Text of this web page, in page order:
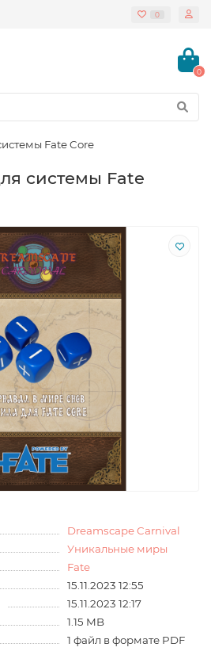
0
0
Fate Core
системы Fate
Dreamscape Carnival
Уникальные миры
Fate
15.11.2023 12:55
15.11.2023 12:17
1.15 MB
1 файл в формате PDF